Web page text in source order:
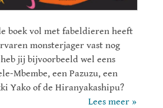
boek vol met fabeldieren heeft
monsterjager vast nog
jij bijvoorbeeld wel eens
Mbembe, een Pazuzu, een
Yako of de Hiranyakashipu?
Lees meer »